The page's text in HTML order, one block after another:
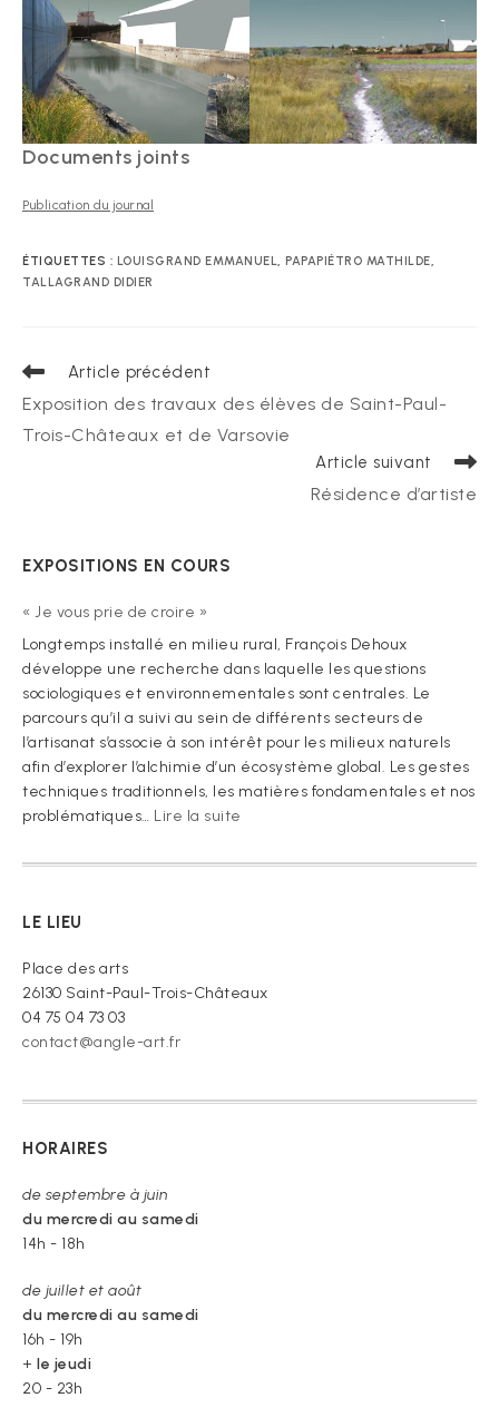
Documents joints
Publication du journal
ÉTIQUETTES : LOUISGRAND EMMANUEL, PAPAPIÉTRO MATHILDE,
TALLAGRAND DIDIER
Read
articles
Article précédent
Exposition des travaux des élèves de Saint-Paul-
Trois-Châteaux et de Varsovie
Article suivant
Résidence d’artiste
EXPOSITIONS EN COURS
« Je vous prie de croire »
Longtemps installé en milieu rural, François Dehoux
développe une recherche dans laquelle les questions
sociologiques et environnementales sont centrales. Le
parcours qu’il a suivi au sein de différents secteurs de
l’artisanat s’associe à son intérêt pour les milieux naturels
afin d’explorer l’alchimie d’un écosystème global. Les gestes
techniques traditionnels, les matières fondamentales et nos
problématiques… Lire la suite
vous
LE LIEU
Place des arts
26130 Saint-Paul-Trois-Châteaux
04 75 04 73 03
contact@angle-art.fr
HORAIRES
de septembre à juin
du mercredi au samedi
14h - 18h
de juillet et août
du mercredi au samedi
16h - 19h
+ le jeudi
20 - 23h